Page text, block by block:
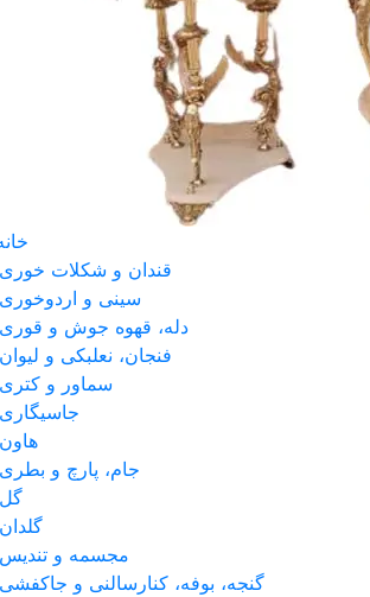
قندان و شکلات خوری
سینی و اردوخوری
دله، قهوه جوش و قوری
فنجان، نعلبکی و لیوان
سماور و کتری
جاسیگاری
هاون
جام، پارچ و بطری
گل
گلدان
مجسمه و تندیس
گنجه، بوفه، کنارسالنی و جاکفشی